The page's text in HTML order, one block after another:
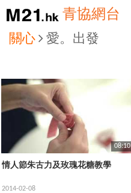
青協網台
關心 愛。出發
08:10
情人節朱古力及玫瑰花糖教學
2014-02-08